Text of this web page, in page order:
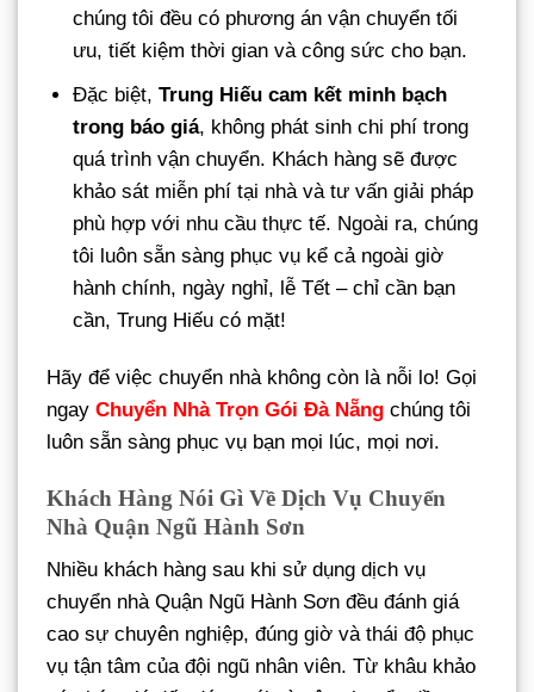
chúng tôi đều có phương án vận chuyển tối
ưu, tiết kiệm thời gian và công sức cho bạn.
Đặc biệt,Trung Hiếu cam kết minh bạch
trong báo giá, không phát sinh chi phí trong
quá trình vận chuyển. Khách hàng sẽ được
khảo sát miễn phí tại nhà và tư vấn giải pháp
phù hợp với nhu cầu thực tế. Ngoài ra, chúng
tôi luôn sẵn sàng phục vụ kể cả ngoài giờ
hành chính, ngày nghỉ, lễ Tết – chỉ cần bạn
cần, Trung Hiếu có mặt!
Hãy để việc chuyển nhà không còn là nỗi lo! Gọi
ngay Chuyển Nhà Trọn Gói Đà Nẵng chúng tôi
luôn sẵn sàng phục vụ bạn mọi lúc, mọi nơi.
Khách Hàng Nói Gì Về Dịch Vụ Chuyển
Nhà Quận Ngũ Hành Sơn
Nhiều khách hàng sau khi sử dụng dịch vụ
chuyển nhà Quận Ngũ Hành Sơn đều đánh giá
cao sự chuyên nghiệp, đúng giờ và thái độ phục
vụ tận tâm của đội ngũ nhân viên. Từ khâu khảo